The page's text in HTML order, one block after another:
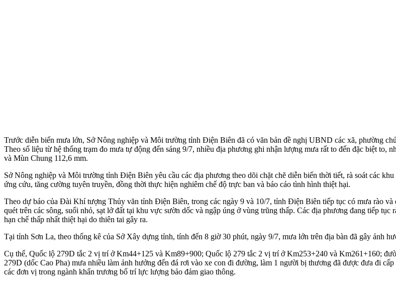
Trước diễn biến mưa lớn, Sở Nông nghiệp và Môi trường tỉnh Điện Biên đã có văn bản đề nghị UBND các xã, phường
Theo số liệu từ hệ thống trạm đo mưa tự động đến sáng 9/7, nhiều địa phương ghi nhận lượng mưa rất to đến đặc biệt
và Mùn Chung 112,6 mm.
Sở Nông nghiệp và Môi trường tỉnh Điện Biên yêu cầu các địa phương theo dõi chặt chẽ diễn biến thời tiết, rà soát các
ứng cứu, tăng cường tuyên truyền, đồng thời thực hiện nghiêm chế độ trực ban và báo cáo tình hình thiệt hại.
Theo dự báo của Đài Khí tượng Thủy văn tỉnh Điện Biên, trong các ngày 9 và 10/7, tỉnh Điện Biên tiếp tục có mưa rào
quét trên các sông, suối nhỏ, sạt lở đất tại khu vực sườn dốc và ngập úng ở vùng trũng thấp. Các địa phương đang tiếp
hạn chế thấp nhất thiệt hại do thiên tai gây ra.
Tại tỉnh Sơn La, theo thống kê của Sở Xây dựng tỉnh, tính đến 8 giờ 30 phút, ngày 9/7, mưa lớn trên địa bàn đã gây ảnh
Cụ thể, Quốc lộ 279D tắc 2 vị trí ở Km44+125 và Km89+900; Quốc lộ 279 tắc 2 vị trí ở Km253+240 và Km261+160;
279D (dốc Cao Pha) mưa nhiều làm ảnh hưởng đến đá rơi vào xe con đi đường, làm 1 người bị thương đã được đưa đi
các đơn vị trong ngành khẩn trương bố trí lực lượng bảo đảm giao thông.